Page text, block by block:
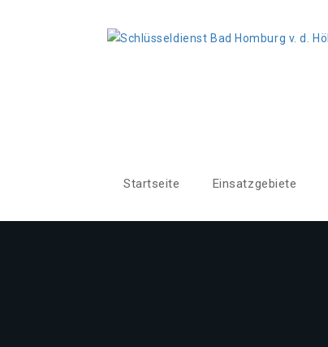
Startseite Einsatzgebiete